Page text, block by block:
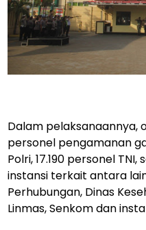
Dalam pelaksanaannya,
personel pengamanan
Polri, 17.190 personel
instansi terkait antara
Perhubungan, Dinas
Linmas, Senkom dan